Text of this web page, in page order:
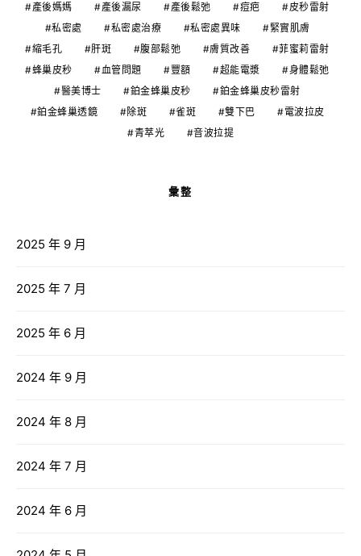
產後媽媽
產後漏尿 產後鬆弛 痘疤
皮秒雷射
私密處
私密處治療 私密處異味
緊實肌膚
縮毛孔
肝斑 腹部鬆弛 膚質改善
菲蜜莉雷射
蜂巢皮秒
血管問題 豐額 超能電漿
身體鬆弛
醫美博士
鉑金蜂巢皮秒
鉑金蜂巢皮秒雷射
鉑金蜂巢透鏡
除斑 雀斑 雙下巴
電波拉皮
青萃光
音波拉提
彙整
2025 年 9 月
2025 年 7 月
2025 年 6 月
2024 年 9 月
2024 年 8 月
2024 年 7 月
2024 年 6 月